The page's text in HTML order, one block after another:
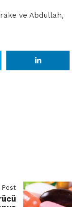
ve Abdullah,
Post